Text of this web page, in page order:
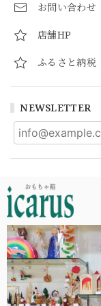
お問い合わせ
店舗HP
ふるさと納税
NEWSLETTER